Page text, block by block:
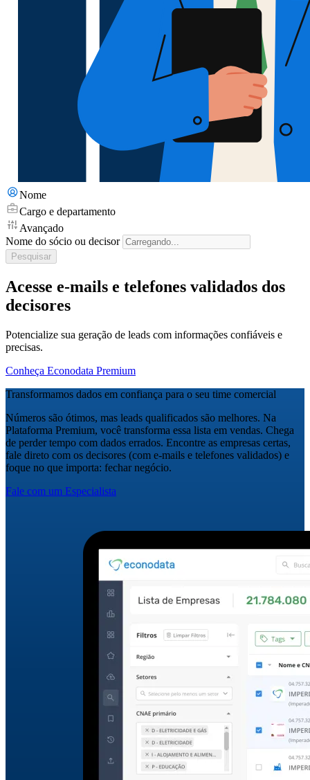
Nome
Cargo e departamento
Avançado
Nome do sócio ou decisor
Pesquisar
Acesse e-mails e telefones validados dos
decisores
Potencialize sua geração de leads com informações confiáveis e
precisas.
Conheça Econodata Premium
Transformamos dados em confiança para o seu time comercial
Números são ótimos, mas leads qualificados são melhores. Na
Plataforma Premium, você transforma essa lista em vendas. Chega
de perder tempo com dados errados. Encontre as empresas certas,
fale direto com os decisores (com e-mails e telefones validados) e
foque no que importa: fechar negócio.
Fale com um Especialista